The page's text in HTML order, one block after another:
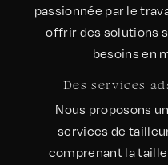
passionnée par le
offrir des solutions
besoins en
Des services
Nous proposons
services de
comprenant la